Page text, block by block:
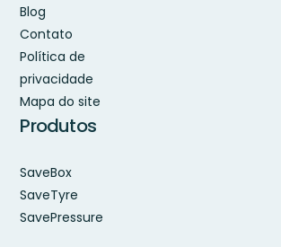
Blog
Contato
Política de
privacidade
Mapa do site
Produtos
SaveBox
SaveTyre
SavePressure